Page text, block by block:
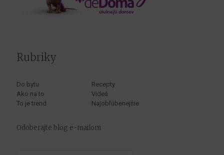
Rubriky
Do bytu
Ako na to
To je trend
Recepty
Videá
Najobľúbenejšie
Odoberajte blog e-mailom